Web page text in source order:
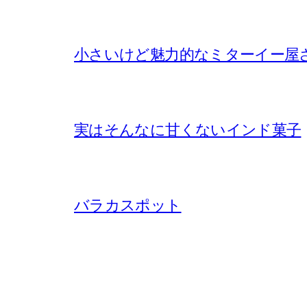
小さいけど魅力的なミターイー屋
実はそんなに甘くないインド菓子
バラカスポット